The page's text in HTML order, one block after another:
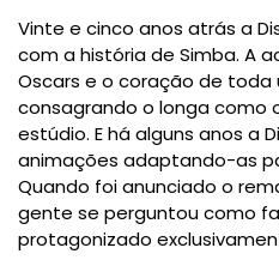
Vinte e cinco anos atrás a
com a história de Simba. A
Oscars e o coração de
consagrando o longa como
estúdio. E há alguns anos a
animações adaptando-as
Quando foi anunciado o
gente se perguntou como
protagonizado